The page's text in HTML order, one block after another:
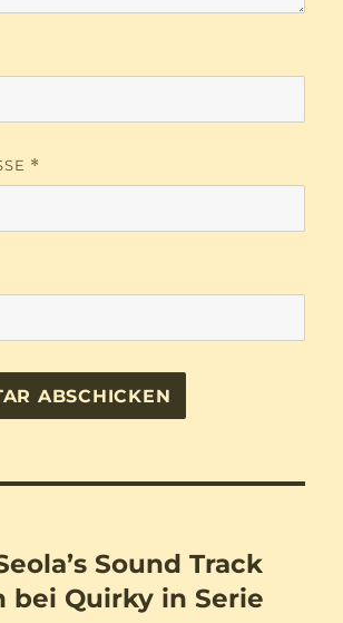
*
Sound Track
bei Quirky in Serie